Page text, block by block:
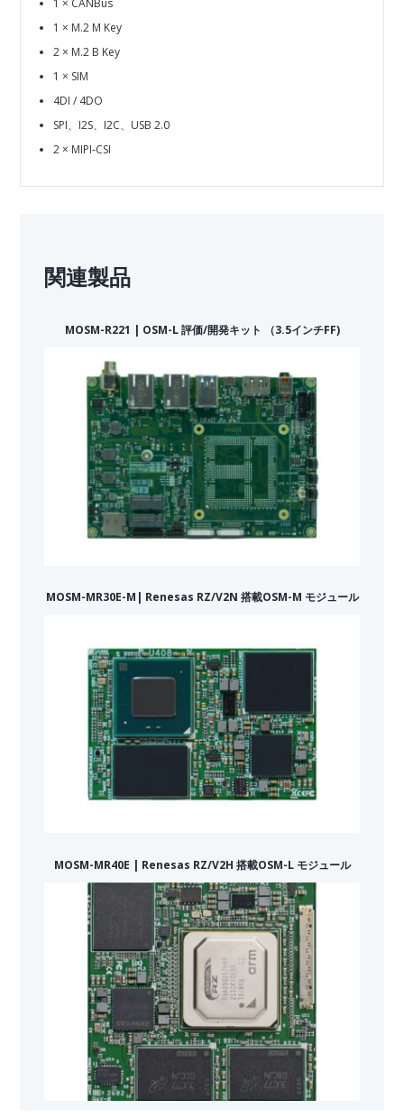
1 × M.2 M Key
2 × M.2 B Key
1 × SIM
4DI / 4DO
SPI、I2S、I2C、USB 2.0
2 × MIPI‑CSI
関連製品
MOSM-R221 | OSM-L 評価/開発キット （3.5インチFF)
MOSM-MR30E-M| Renesas RZ/V2N 搭載OSM-M モジュール
MOSM-MR40E | Renesas RZ/V2H 搭載OSM-L モジュール